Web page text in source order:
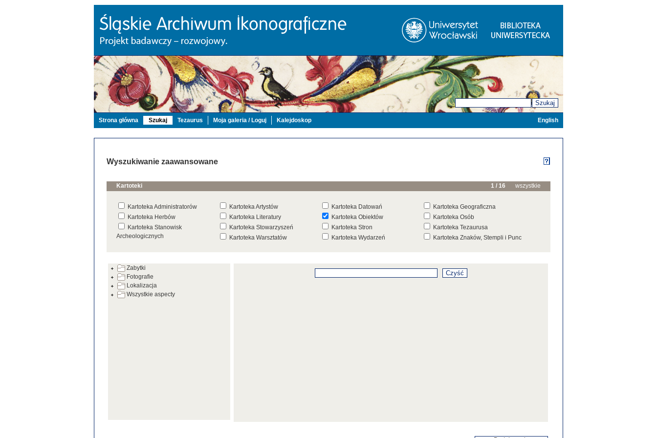
Szukaj
Strona główna Szukaj Tezaurus Moja galeria / Loguj Kalejdoskop English
Wyszukiwanie zaawansowane
Kartoteki 1 / 16 wszystkie
Kartoteka Administratorów Kartoteka Artystów Kartoteka Datowań
Kartoteka Geograficzna
Kartoteka Herbów
Kartoteka Literatury Kartoteka Obiektów
Kartoteka Osób
Kartoteka Stanowisk
Archeologicznych
Kartoteka Stowarzyszeń Kartoteka Stron
Kartoteka Tezaurusa
Kartoteka Warsztatów
Kartoteka Wydarzeń
Kartoteka Znaków, Stempli i Punc
Zabytki
Fotografie
Lokalizacja
Wszystkie aspecty